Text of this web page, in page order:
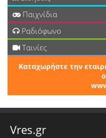
Παιχνίδια
Ραδιόφωνο
Ταινίες
Καταχωρήστε την
Vres.gr